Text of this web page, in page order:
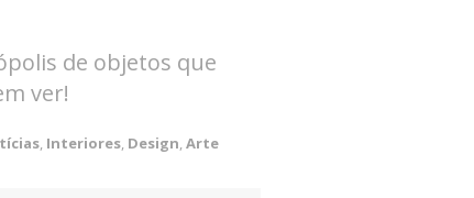
de objetos que
ver!
Interiores Design Arte